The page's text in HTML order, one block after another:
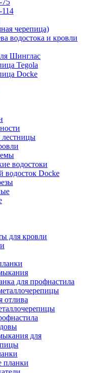
черепица)
водостока и кровли
Шинглас
Tegola
Docke
водостоки
водосток Docke
для кровли
для профнастила
отлива
для
планки